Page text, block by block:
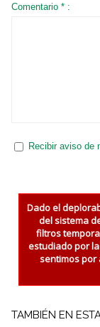
Comentario * :
Recibir aviso de
Dado el
del sistema
filtros
estudiado por
sentimos por
TAMBIÉN EN